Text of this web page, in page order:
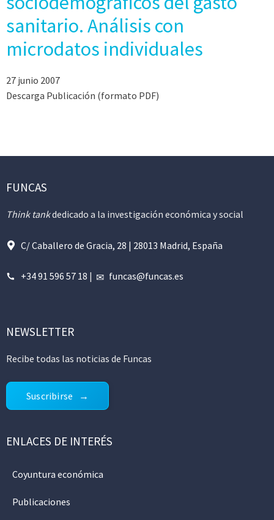
sanitario. Análisis con
microdatos individuales
27 junio 2007
Descarga Publicación (formato PDF)
FUNCAS
Think tankdedicado a la investigación económica y social
C/ Caballero de Gracia, 28 | 28013 Madrid, España
+34 91 596 57 18 | funcas@funcas.es
NEWSLETTER
Recibe todas las noticias de Funcas
Suscribirse
ENLACES DE INTERÉS
Coyuntura económica
Publicaciones